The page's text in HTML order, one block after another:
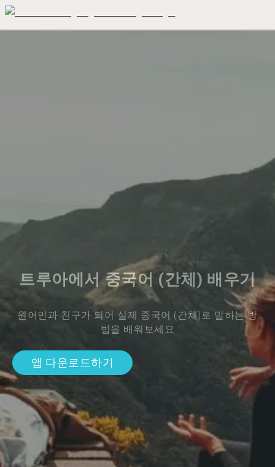
트루아에서 중국어 (간체) 배우기
원어민과 친구가 되어 실제 중국어 (간체)로 말하는 방
법을 배워보세요
앱 다운로드하기